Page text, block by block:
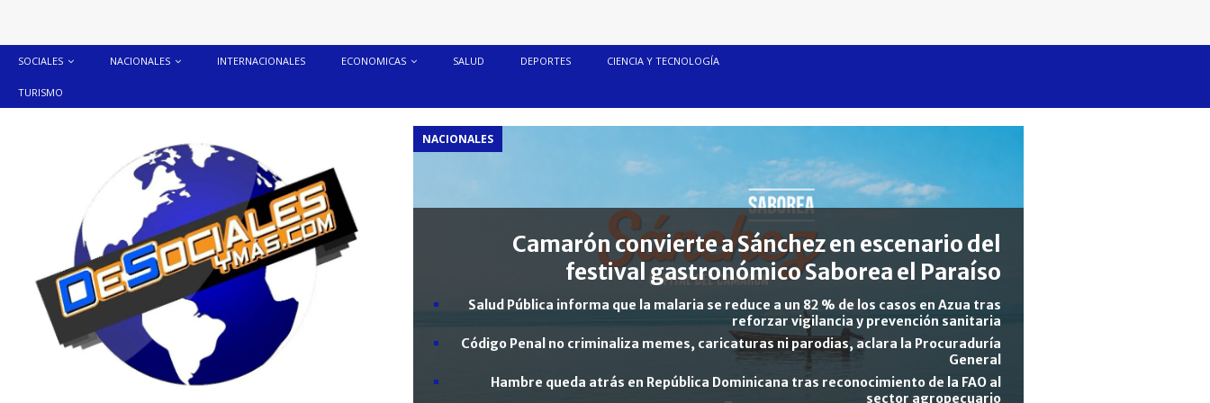
SOCIALES NACIONALES INTERNACIONALES ECONOMICAS SALUD DEPORTES CIENCIA Y TECNOLOGÍA
TURISMO
NACIONALES
Camarón convierte a Sánchez en escenario del
festival gastronómico Saborea el Paraíso
Salud Pública informa que la malaria se reduce a un 82 % de los casos en Azua tras
reforzar vigilancia y prevención sanitaria
Código Penal no criminaliza memes, caricaturas ni parodias, aclara la Procuraduría
General
Hambre queda atrás en República Dominicana tras reconocimiento de la FAO al
sector agropecuario